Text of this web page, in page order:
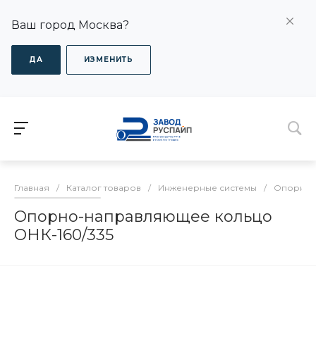
Ваш город Москва?
ДА ИЗМЕНИТЬ
Главная / Каталог товаров / Инженерные системы / Опорно-
Опорно-направляющее кольцо
ОНК-160/335